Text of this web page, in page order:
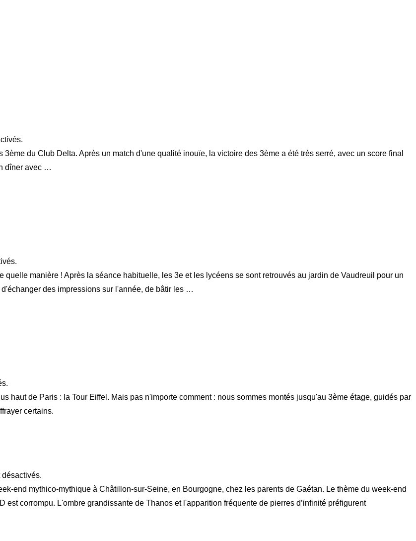
du Club Delta. Après un match d'une qualité inouïe, la victoire des 3ème a été très serré, avec un score final
dîner avec …
quelle manière ! Après la séance habituelle, les 3e et les lycéens se sont retrouvés au jardin de Vaudreuil pour un
des impressions sur l'année, de bâtir les …
haut de Paris : la Tour Eiffel. Mais pas n'importe comment : nous sommes montés jusqu'au 3ème étage, guidés par
certains.
désactivés.
end mythico-mythique à Châtillon-sur-Seine, en Bourgogne, chez les parents de Gaétan. Le thème du week-end
corrompu. L'ombre grandissante de Thanos et l'apparition fréquente de pierres d’infinité préfigurent